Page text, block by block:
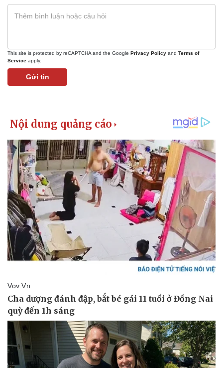
Pháp luật
Vụ án
Tin nóng
Tư vấn luật
Quân sự - Quốc phòng
Vũ khí
Việt Nam
Phân tích
This site is protected by reCAPTCHA and the Google Privacy Policy and Terms of
Service apply.
Gửi tin